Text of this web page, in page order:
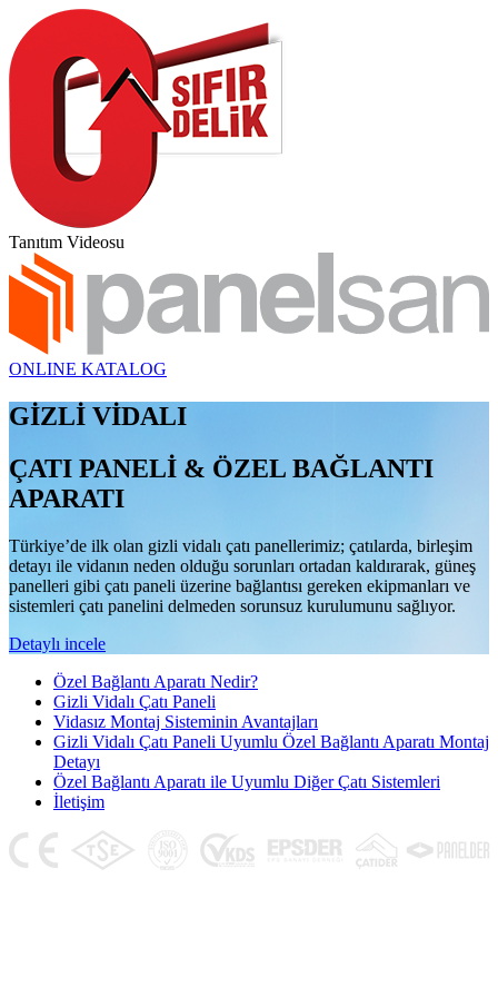
Tanıtım Videosu
ONLINE KATALOG
GİZLİ VİDALI
ÇATI PANELİ & ÖZEL BAĞLANTI
APARATI
Türkiye’de ilk olan gizli vidalı çatı panellerimiz; çatılarda, birleşim
detayı ile vidanın neden olduğu sorunları ortadan kaldırarak, güneş
panelleri gibi çatı paneli üzerine bağlantısı gereken ekipmanları ve
sistemleri çatı panelini delmeden sorunsuz kurulumunu sağlıyor.
Detaylı incele
Özel Bağlantı Aparatı Nedir?
Gizli Vidalı Çatı Paneli
Vidasız Montaj Sisteminin Avantajları
Gizli Vidalı Çatı Paneli Uyumlu Özel Bağlantı Aparatı Montaj
Detayı
Özel Bağlantı Aparatı ile Uyumlu Diğer Çatı Sistemleri
İletişim